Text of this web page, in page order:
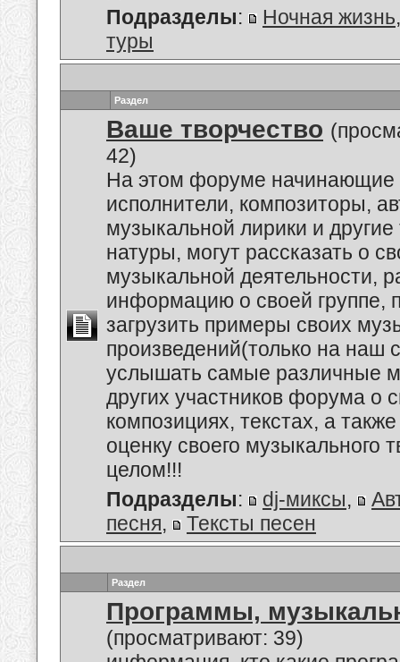
Подразделы: Ночная жизнь
туры
Раздел
Ваше творчество
42)
На этом форуме начинающие
исполнители, композиторы,
музыкальной лирики и другие
натуры, могут рассказать о
музыкальной деятельности,
информацию о своей группе,
загрузить примеры своих
произведений(только на наш
услышать самые различные
других участников форума о
композициях, текстах, а
оценку своего музыкального
целом!!!
Подразделы: dj-миксы,
песня, Тексты песен
Раздел
Программы,
(просматривают: 39)